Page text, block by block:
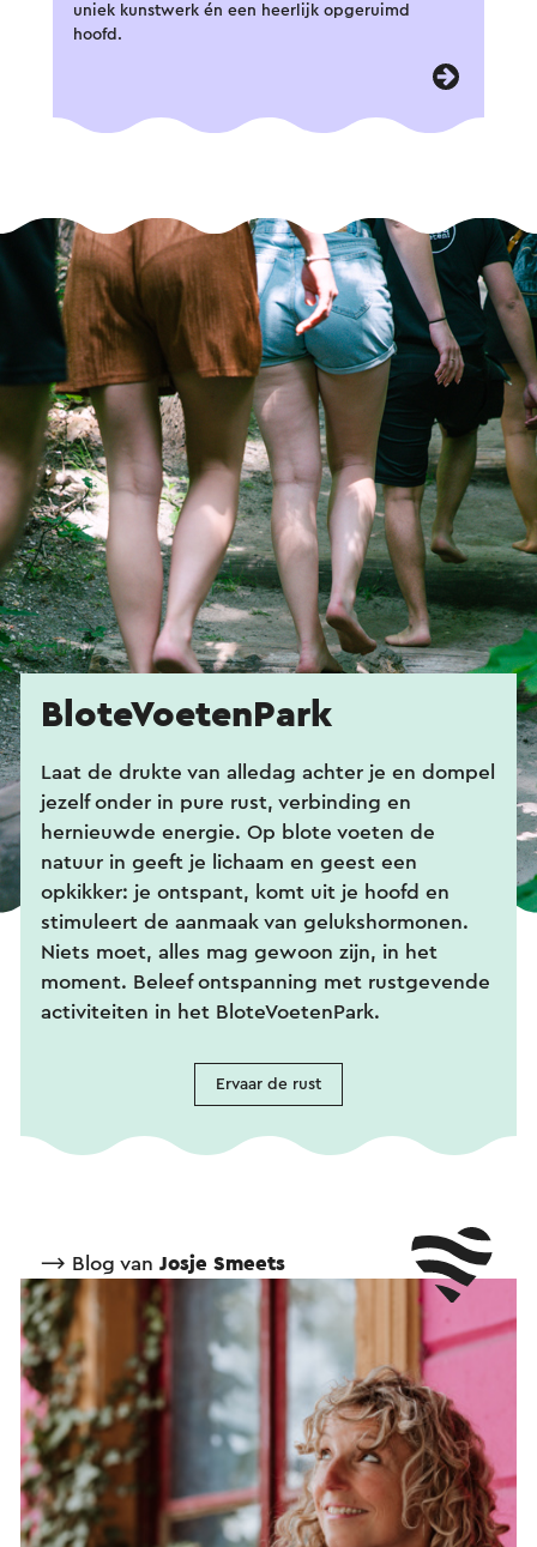
uniek kunstwerk én een heerlijk opgeruimd
hoofd.
BloteVoetenPark
Laat de drukte van alledag achter je en dompel
jezelf onder in pure rust, verbinding en
hernieuwde energie. Op blote voeten de
natuur in geeft je lichaam en geest een
opkikker: je ontspant, komt uit je hoofd en
stimuleert de aanmaak van gelukshormonen.
Niets moet, alles mag gewoon zijn, in het
moment. Beleef ontspanning met rustgevende
activiteiten in het BloteVoetenPark.
Ervaar de rust
⟶ Blog van Josje Smeets